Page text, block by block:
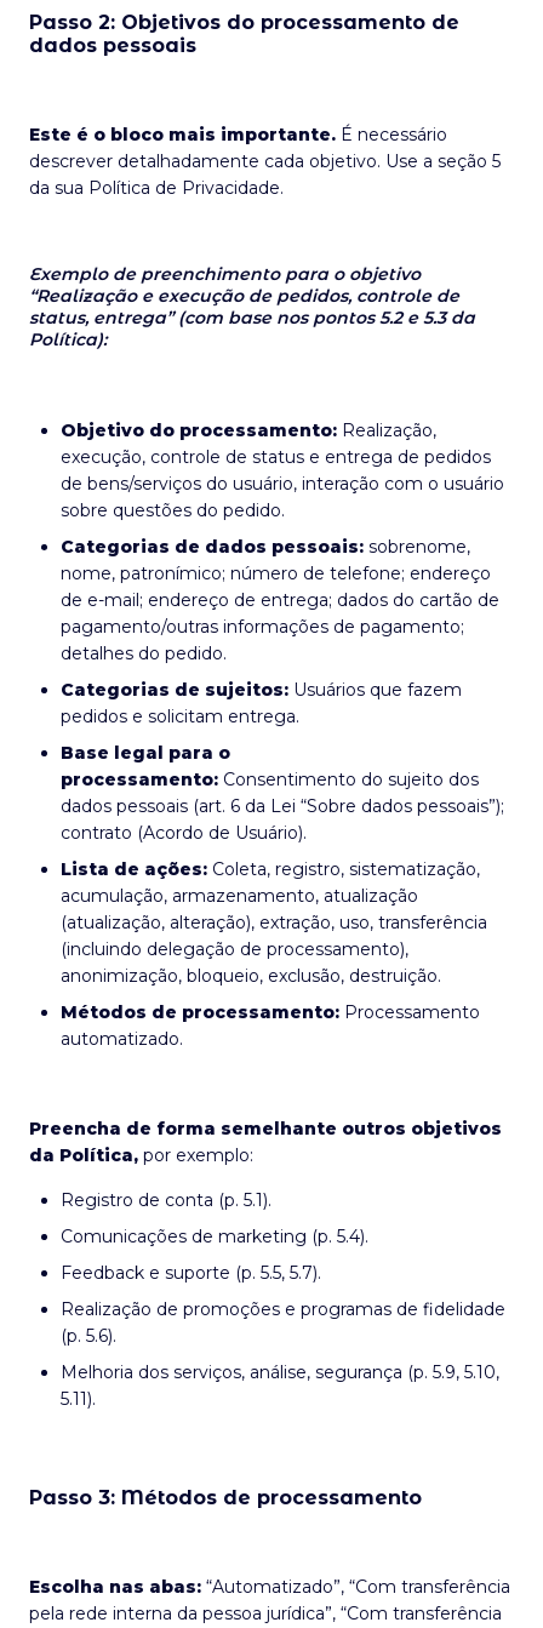
Passo 2: Objetivos do processamento de
dados pessoais
Este é o bloco mais importante. É necessário
descrever detalhadamente cada objetivo. Use a seção 5
da sua Política de Privacidade.
Exemplo de preenchimento para o objetivo
“Realização e execução de pedidos, controle de
status, entrega” (com base nos pontos 5.2 e 5.3 da
Política):
Objetivo do processamento: Realização,
execução, controle de status e entrega de pedidos
de bens/serviços do usuário, interação com o usuário
sobre questões do pedido.
Categorias de dados pessoais: sobrenome,
nome, patronímico; número de telefone; endereço
de e-mail; endereço de entrega; dados do cartão de
pagamento/outras informações de pagamento;
detalhes do pedido.
Categorias de sujeitos: Usuários que fazem
pedidos e solicitam entrega.
Base legal para o
processamento: Consentimento do sujeito dos
dados pessoais (art. 6 da Lei “Sobre dados pessoais”);
contrato (Acordo de Usuário).
Lista de ações: Coleta, registro, sistematização,
acumulação, armazenamento, atualização
(atualização, alteração), extração, uso, transferência
(incluindo delegação de processamento),
anonimização, bloqueio, exclusão, destruição.
Métodos de processamento: Processamento
automatizado.
Preencha de forma semelhante outros objetivos
da Política, por exemplo:
Registro de conta (p. 5.1).
Comunicações de marketing (p. 5.4).
Feedback e suporte (p. 5.5, 5.7).
Realização de promoções e programas de fidelidade
(p. 5.6).
Melhoria dos serviços, análise, segurança (p. 5.9, 5.10,
5.11).
Passo 3: Métodos de processamento
Escolha nas abas: “Automatizado”, “Com transferência
pela rede interna da pessoa jurídica”, “Com transferência